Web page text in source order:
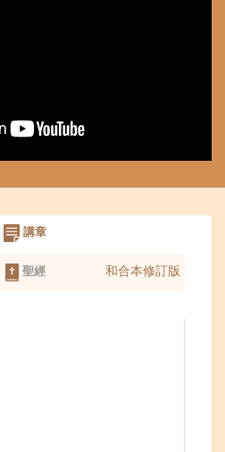
講章
聖經 和合本修訂版